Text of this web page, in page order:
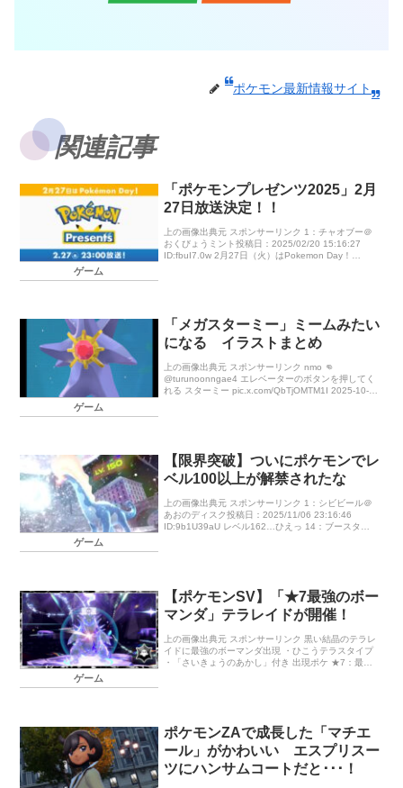
ポケモン最新情報サイト
関連記事
ゲーム
「ポケモンプレゼンツ2025」2月
27日放送決定！！
上の画像出典元 スポンサーリンク 1：チャオブー＠
おくびょうミント投稿日：2025/02/20 15:16:27
ID:fbuI7.0w 2月27日（火）はPokemon Day！
ゲーム
「メガスターミー」ミームみたい
になる イラストまとめ
上の画像出典元 スポンサーリンク nmo 👊
@turunoonngae4 エレベーターのボタンを押してく
れる スターミー pic.x.com/QbTjOMTM1I 2025-10-
ゲーム
【限界突破】ついにポケモンでレ
ベル100以上が解禁されたな
上の画像出典元 スポンサーリンク 1：シビビール＠
あおのディスク投稿日：2025/11/06 23:16:46
ID:9b1U39aU レベル162…ひえっ 14：ブースター
ゲーム
【ポケモンSV】「★7最強のボー
マンダ」テラレイドが開催！
上の画像出典元 スポンサーリンク 黒い結晶のテラレ
イドに最強のボーマンダ出現 ・ひこうテラスタイプ
・「さいきょうのあかし」付き 出現ポケ ★7：最強
ポケモンZAで成長した「マチエ
ール」がかわいい エスプリスー
ツにハンサムコートだと･･･！